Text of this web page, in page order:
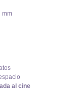
mm
al cine